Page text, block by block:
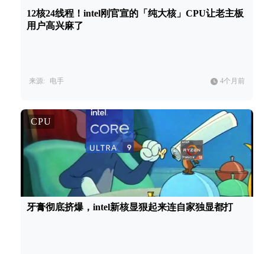
12核24线程！intel刚官宣的「纯大核」CPU让老主板
用户高兴麻了
来源: 电手 4个月前
CPU
牙膏彻底挤爆，intel新核显狠起来连自家独显都打